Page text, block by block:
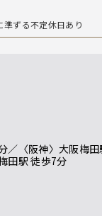
準ずる不定休日あり
／〈阪神〉大阪梅
田駅 徒歩7分